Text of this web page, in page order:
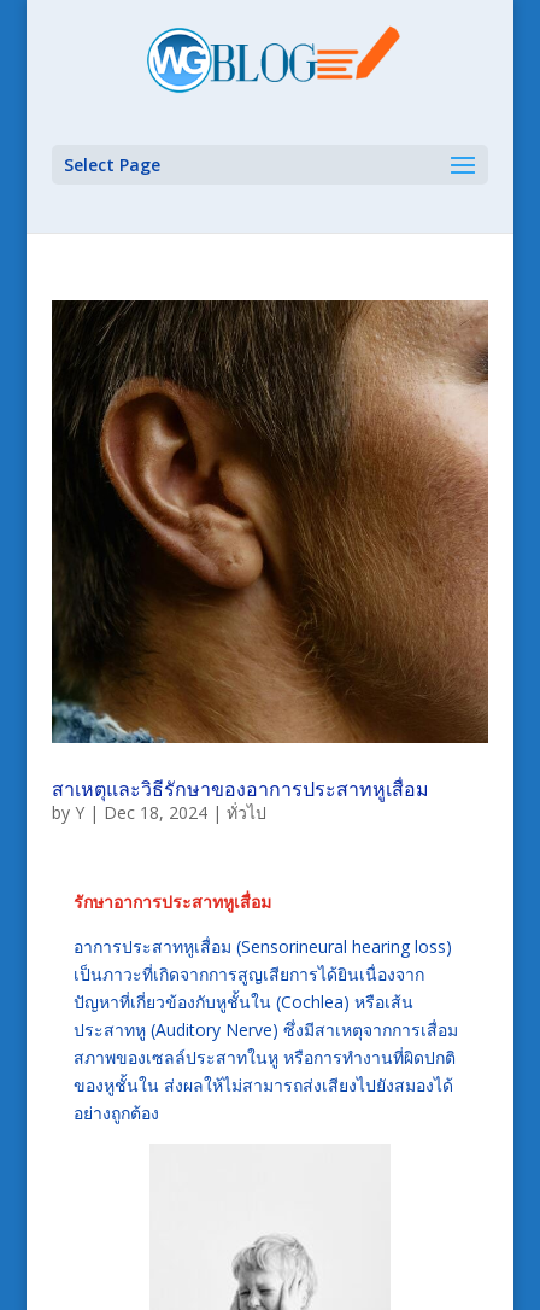
Select Page
สาเหตุและวิธีรักษาของอาการประสาทหูเสื่อม
by Y| Dec 18, 2024| ทั่วไป
รักษาอาการประสาทหูเสื่อม
อาการประสาทหูเสื่อม (Sensorineural hearing loss)
เป็นภาวะที่เกิดจากการสูญเสียการได้ยินเนื่องจาก
ปัญหาที่เกี่ยวข้องกับหูชั้นใน (Cochlea) หรือเส้น
ประสาทหู (Auditory Nerve) ซึ่งมีสาเหตุจากการเสื่อม
สภาพของเซลล์ประสาทในหู หรือการทำงานที่ผิดปกติ
ของหูชั้นใน ส่งผลให้ไม่สามารถส่งเสียงไปยังสมองได้
อย่างถูกต้อง